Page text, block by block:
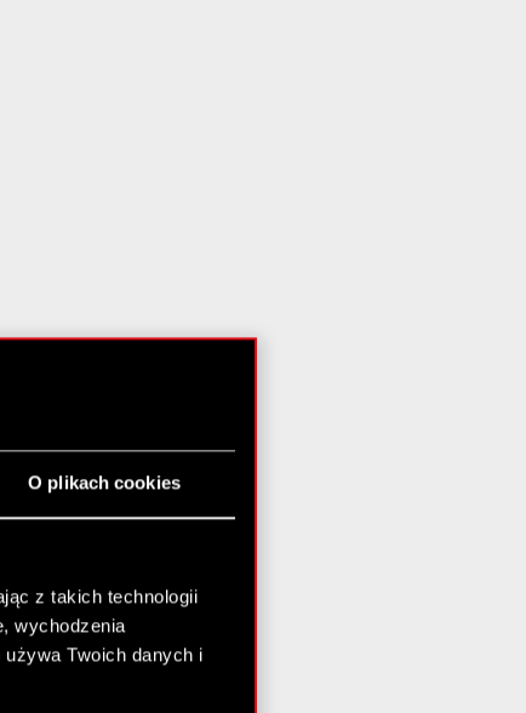
O plikach cookies
z takich technologii
wychodzenia
Twoich danych i